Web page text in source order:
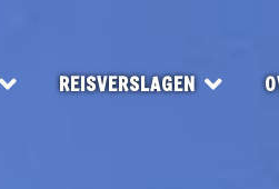
REISVERSLAGEN